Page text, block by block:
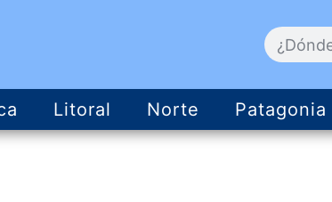
Litoral Norte Patagonia